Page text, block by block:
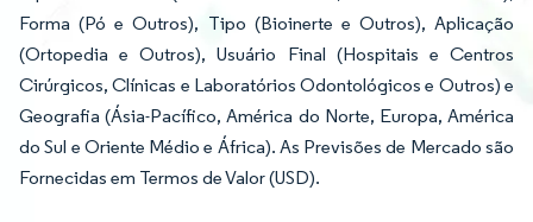
Forma (Pó e Outros), Tipo (Bioinerte e Outros), Aplicação
(Ortopedia e Outros), Usuário Final (Hospitais e Centros
Cirúrgicos, Clínicas e Laboratórios Odontológicos e Outros) e
Geografia (Ásia-Pacífico, América do Norte, Europa, América
do Sul e Oriente Médio e África). As Previsões de Mercado são
Fornecidas em Termos de Valor (USD).